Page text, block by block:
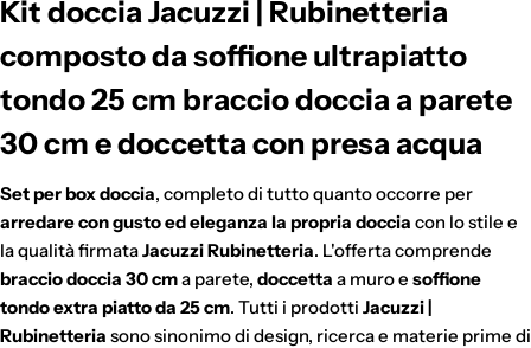
Kit doccia Jacuzzi | Rubinetteria
composto da soffione ultrapiatto
tondo 25 cm braccio doccia a parete
30 cm e doccetta con presa acqua
Set per box doccia, completo di tutto quanto occorre per
arredare con gusto ed eleganza la propria doccia con lo stile e
la qualità firmataJacuzzi Rubinetteria. L'offerta comprende
braccio doccia 30 cma parete, doccetta a muro e soffione
tondo extra piatto da 25 cm. Tutti i prodotti Jacuzzi |
Rubinetteria sono sinonimo di design, ricerca e materie prime di